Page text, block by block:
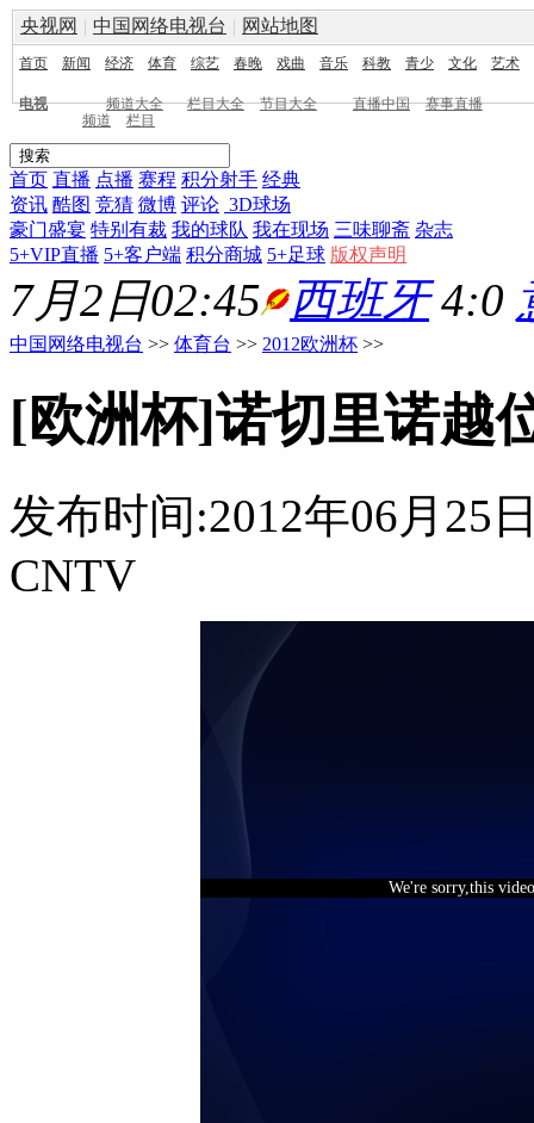
央视网 | 中国网络电视台 | 网站地图
首页 新闻 经济 体育 综艺 春晚 戏曲 音乐 科教 青少 文化 艺术
电视 频道大全 栏目大全 节目大全 直播中国
赛事直播
频道
栏目
首页 直播 点播 赛程 积分射手 经典
资讯 酷图 竞猜 微博 评论 3D球场
豪门盛宴 特别有裁 我的球队 我在现场 三味聊斋 杂志
5+VIP直播 5+客户端 积分商城 5+足球 版权声明
7月2日02:45 西班牙4:0
中国网络电视台 >> 体育台 >> 2012欧洲杯 >>
[欧洲杯]诺切里诺越
发布时间:2012年06月25
CNTV
We're sorry,this